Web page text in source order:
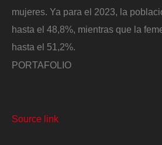
mujeres. Ya para el 2023, la
hasta el 48,8%, mientras que la
hasta el 51,2%.
PORTAFOLIO
Source link